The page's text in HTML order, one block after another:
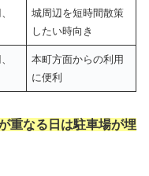
城周辺を短時間散策
したい時向き
本町方面からの利用
に便利
重なる日は駐車場が埋